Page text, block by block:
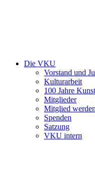
Die VKU
Vorstand und
Kulturarbeit
100 Jahre
Mitglieder
Mitglied werden
Spenden
Satzung
VKU intern